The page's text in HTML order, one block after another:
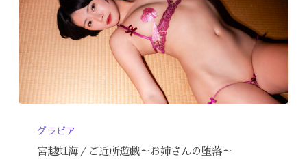
グラビア
宮越虹海／ご近所遊戯～お姉さんの堕落～